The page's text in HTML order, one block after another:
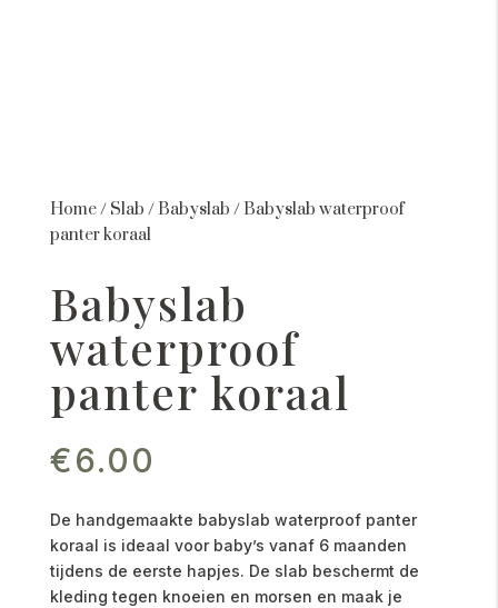
Home/ Slab / Babyslab / Babyslab waterproof
panter koraal
Babyslab
waterproof
panter koraal
€6.00
De handgemaakte babyslab waterproof panter
koraal is ideaal voor baby’s vanaf 6 maanden
tijdens de eerste hapjes. De slab beschermt de
kleding tegen knoeien en morsen en maak je